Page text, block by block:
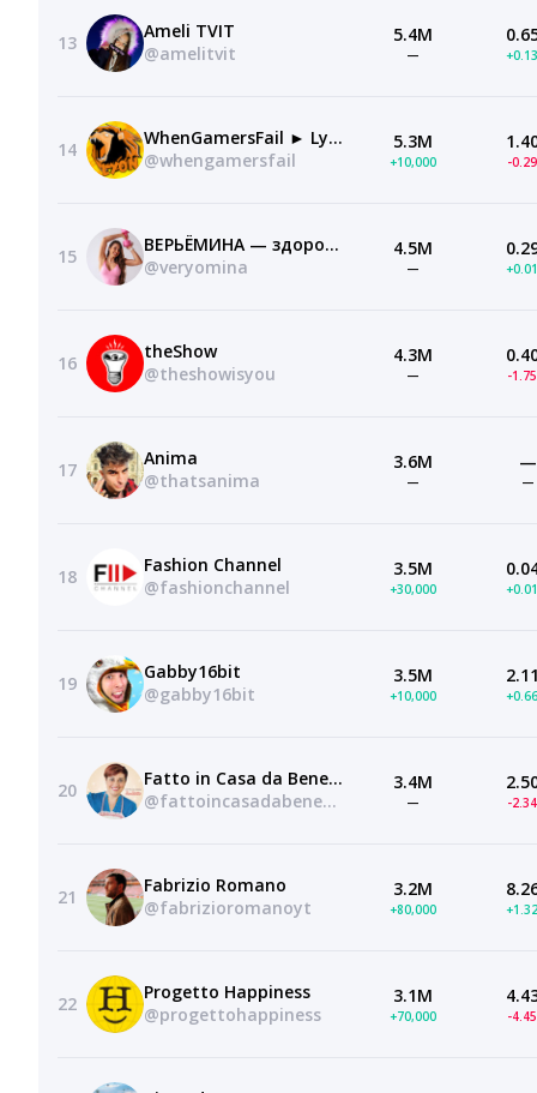
13
Ameli TVIT
@amelitvit
5.4M
—
14
WhenGamersFail ► Lyon
@whengamersfail
5.3M
+10,000 -
15
ВЕРЬЁМИНА — здоровье и фитнес
@veryomina
4.5M
—
16
theShow
@theshowisyou
4.3M
— -
17
Anima
@thatsanima
3.6M
—
—
—
18
Fashion Channel
@fashionchannel
3.5M
+30,000
19
Gabby16bit
@gabby16bit
3.5M
+10,000
20
Fatto in Casa da Benedetta
@fattoincasadabenedettaofficial
3.4M
— -
21
Fabrizio Romano
@fabrizioromanoyt
3.2M
+80,000
22
Progetto Happiness
@progettohappiness
3.1M
+70,000 -